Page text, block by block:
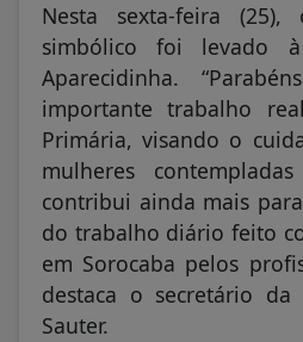
Nesta sexta-feira (25),
simbólico foi levado
Aparecidinha.
importante trabalho
Primária, visando o
mulheres
contribui ainda mais
do trabalho diário feito
em Sorocaba pelos
destaca o secretário da
Sauter.